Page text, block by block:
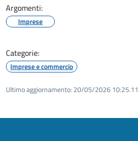
Argomenti:
Imprese
Categorie:
Imprese e commercio
Ultimo aggiornamento: 20/05/2026 10:25.11